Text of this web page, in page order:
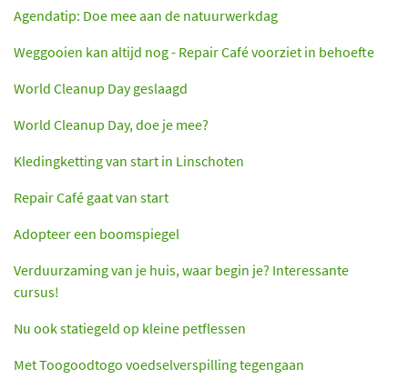
Agendatip: Doe mee aan de natuurwerkdag
Weggooien kan altijd nog - Repair Café voorziet in behoefte
World Cleanup Day geslaagd
World Cleanup Day, doe je mee?
Kledingketting van start in Linschoten
Repair Café gaat van start
Adopteer een boomspiegel
Verduurzaming van je huis, waar begin je? Interessante
cursus!
Nu ook statiegeld op kleine petflessen
Met Toogoodtogo voedselverspilling tegengaan